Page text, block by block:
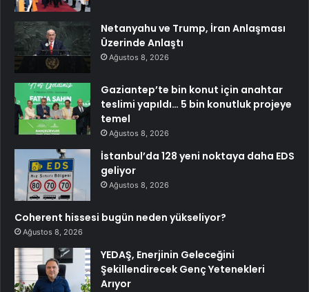
Netanyahu ve Trump, İran Anlaşması
Üzerinde Anlaştı
Ağustos 8, 2026
Gaziantep’te bin konut için anahtar
teslimi yapıldı… 5 bin konutluk projeye
temel
Ağustos 8, 2026
İstanbul’da 128 yeni noktaya daha EDS
geliyor
Ağustos 8, 2026
Coherent hissesi bugün neden yükseliyor?
Ağustos 8, 2026
YEDAŞ, Enerjinin Geleceğini
Şekillendirecek Genç Yetenekleri
Arıyor